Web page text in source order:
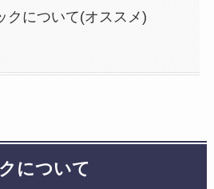
クについて(オススメ)
について